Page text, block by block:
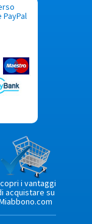
i vantaggi
acquistare su